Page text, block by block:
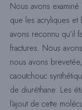
Nous avons
que les acryliques et
avons reconnu qu’il
fractures. Nous
nous avons
caoutchouc
de diuréthane. Les
l’ajout de cette